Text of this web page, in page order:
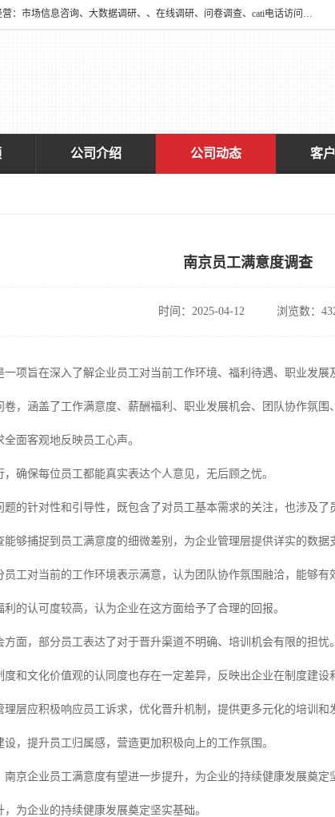
深圳大宋咨询有限公司2016年于深圳市宝安区新安街道海旺社区成立。主要经营：市场信息咨询、大数据调研、、在线调研、问卷调查、cati电话访问、神秘顾客调查、广告效果评估、消费者调查、大数据采集分析等，从事广告业务、国内贸易、数据采集、数据处理；公共文明测评。
公司介绍 公司动态 客
南京员工满意度调查
时间：2025-04-12 浏览数：
项旨在深入了解企业员工对当前工作环境、福利待遇、职业发展
卷，涵盖了工作满意度、薪酬福利、职业发展机会、团队协作氛
面客观地反映员工心声。
确保每位员工都能真实表达个人意见，无后顾之忧。
的针对性和引导性，既包含了对员工基本需求的关注，也涉及了
够捕捉到员工满意度的细微差别，为企业管理层提供详实的数据
工对当前的工作环境表示满意，认为团队协作氛围融洽，能够有
利的认可度较高，认为企业在这方面给予了合理的回报。
面，部分员工表达了对于晋升渠道不明确、培训机会有限的担忧。
和文化价值观的认同度也存在一定差异，反映出企业在制度建设
层应积极响应员工诉求，优化晋升机制，提供更多元化的培训和
设，提升员工归属感，营造更加积极向上的工作氛围。
京企业员工满意度有望进一步提升，为企业的持续健康发展奠定
为企业的持续健康发展奠定坚实基础。